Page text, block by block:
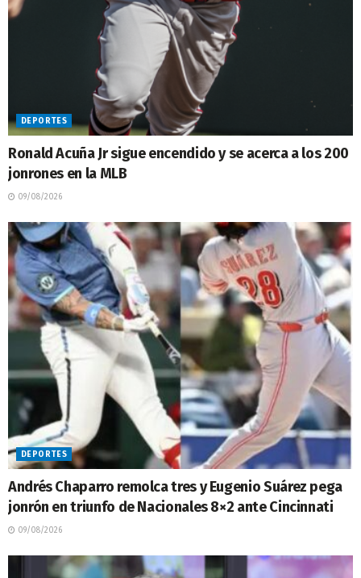
DEPORTES
Ronald Acuña Jr sigue encendido y se acerca a los 200
jonrones en la MLB
09/08/2026
DEPORTES
Andrés Chaparro remolca tres y Eugenio Suárez pega
jonrón en triunfo de Nacionales 8×2 ante Cincinnati
09/08/2026